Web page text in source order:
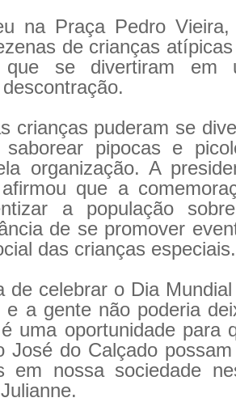
na Praça Pedro Vieira,
de crianças
se divertiram em
crianças puderam se
pipocas e
organização. A
que a
a população
de se promover
das crianças especiais.
celebrar o Dia
a gente não poderia
uma oportunidade para
José do Calçado
em nossa sociedade